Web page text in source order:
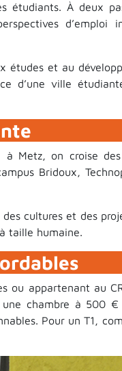
étudiants. À deux
d’emploi
études et au
d’une ville
à Metz, on croise
Bridoux,
cultures et des
taille humaine.
ou appartenant au
chambre à 500 €
Pour un T1,